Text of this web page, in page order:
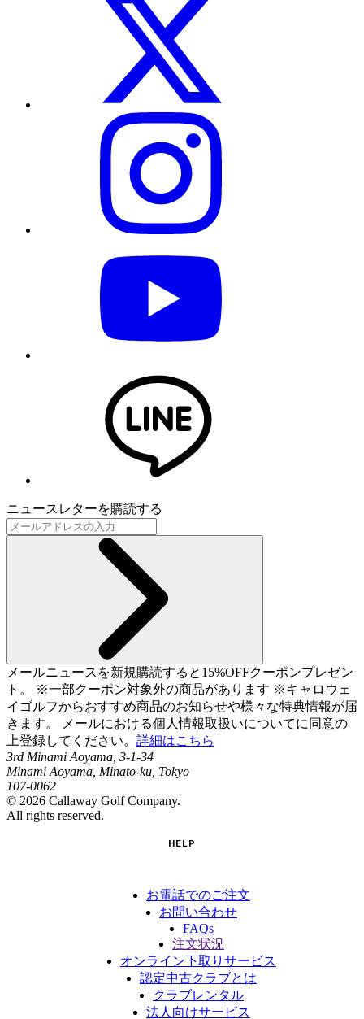
ニュースレターを購読する
メールニュースを新規購読すると15%OFFクーポンプレゼン
ト。 ※一部クーポン対象外の商品があります ※キャロウェ
イゴルフからおすすめ商品のお知らせや様々な特典情報が届
きます。 メールにおける個人情報取扱いについてに同意の
上登録してください。 詳細はこちら
3rd Minami Aoyama, 3-1-34
Minami Aoyama, Minato-ku, Tokyo
107-0062
© 2026 Callaway Golf Company.
All rights reserved.
HELP
お電話でのご注文
お問い合わせ
FAQs
注文状況
オンライン下取りサービス
認定中古クラブとは
クラブレンタル
法人向けサービス